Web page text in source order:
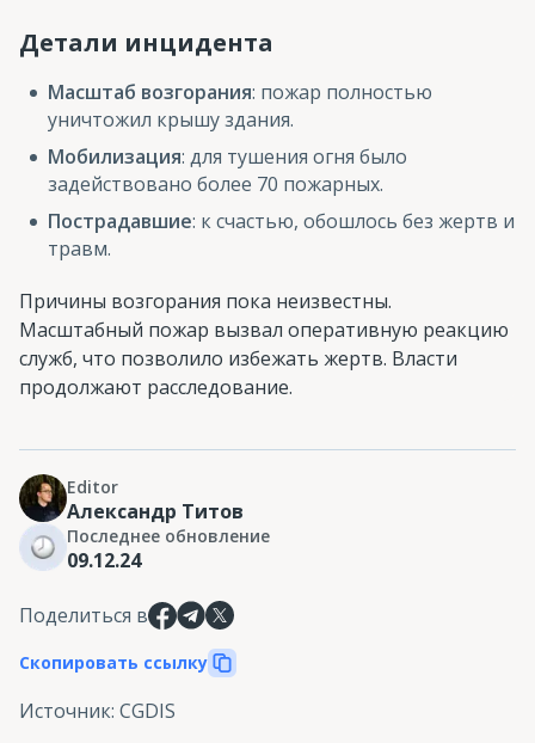
Детали инцидента
Масштаб возгорания: пожар полностью
уничтожил крышу здания.
Мобилизация: для тушения огня было
задействовано более 70 пожарных.
Пострадавшие: к счастью, обошлось без жертв и
травм.
Причины возгорания пока неизвестны.
Масштабный пожар вызвал оперативную реакцию
служб, что позволило избежать жертв. Власти
продолжают расследование.
Editor
Александр Титов
Последнее обновление
09.12.24
Поделиться в
Скопировать ссылку
Источник: CGDIS